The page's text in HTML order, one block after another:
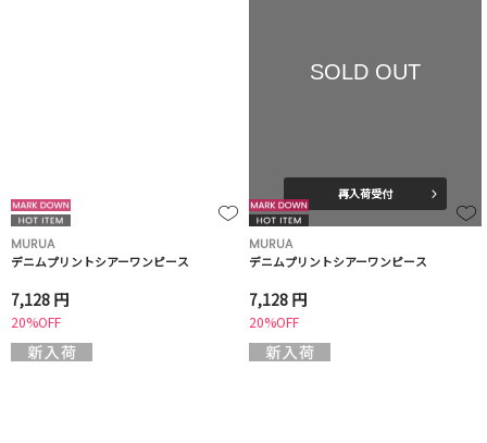
MURUA
デニムプリントシアーワンピース
7,128 円
20%OFF
SOLD OUT
再入荷受付
MURUA
デニムプリントシアーワンピース
7,128 円
20%OFF